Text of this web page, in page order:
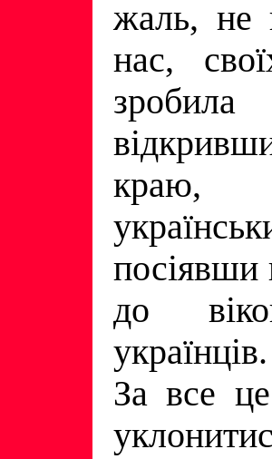
жаль, не
нас,
краю,
посiявши
до
українцiв.
За все